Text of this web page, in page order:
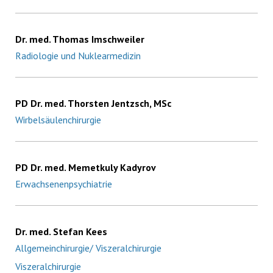
Dr. med. Thomas Imschweiler
Radiologie und Nuklearmedizin
PD Dr. med. Thorsten Jentzsch, MSc
Wirbelsäulenchirurgie
PD Dr. med. Memetkuly Kadyrov
Erwachsenenpsychiatrie
Dr. med. Stefan Kees
Allgemeinchirurgie/ Viszeralchirurgie
Viszeralchirurgie